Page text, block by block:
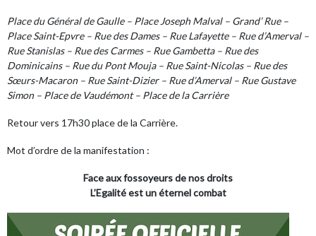
Place du Général de Gaulle – Place Joseph Malval – Grand’ Rue –
Place Saint-Epvre – Rue des Dames – Rue Lafayette – Rue d’Amerval –
Rue Stanislas – Rue des Carmes – Rue Gambetta – Rue des
Dominicains – Rue du Pont Mouja – Rue Saint-Nicolas – Rue des
Sœurs-Macaron – Rue Saint-Dizier – Rue d’Amerval – Rue Gustave
Simon – Place de Vaudémont – Place de la Carrière
Retour vers 17h30 place de la Carrière.
Mot d’ordre de la manifestation :
Face aux fossoyeurs de nos droits
L’Egalité est un éternel combat